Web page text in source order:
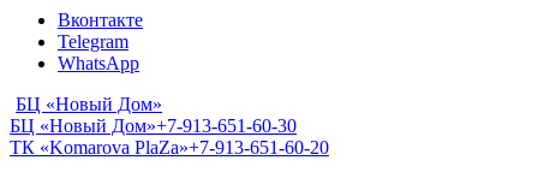
Вконтакте
Telegram
WhatsApp
БЦ «Новый Дом»
БЦ «Новый Дом»+7-913-651-60-30
ТК «Komarova PlaZa»+7-913-651-60-20